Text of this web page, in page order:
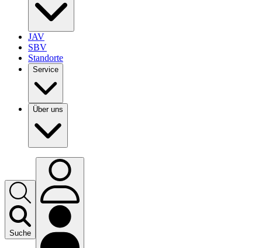
JAV
SBV
Standorte
Service
Über uns
Suche